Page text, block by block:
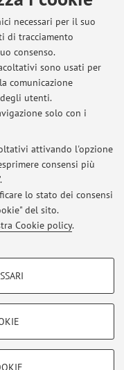
necessari per il suo
di tracciamento
consenso.
sono usati per
comunicazione
utenti.
solo con i
attivando l'opzione
consensi più
lo stato dei consensi
del sito.
Cookie policy.
delle relazioni
dello sviluppo
attenzione
di Sociologia dello
del sito.